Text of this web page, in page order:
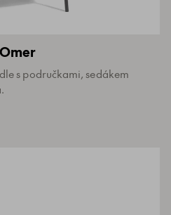
s područkami, sedákem